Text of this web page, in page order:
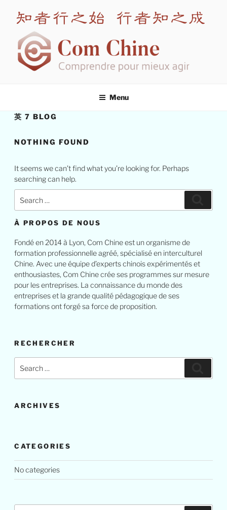
content
Menu
英 7 BLOG
NOTHING FOUND
It seems we can’t find what you’re looking for. Perhaps
searching can help.
for:
À PROPOS DE NOUS
Fondé en 2014 à Lyon, Com Chine est un organisme de
formation professionnelle agréé, spécialisé en interculturel
Chine. Avec une équipe d’experts chinois expérimentés et
enthousiastes, Com Chine crée ses programmes sur mesure
pour les entreprises. La connaissance du monde des
entreprises et la grande qualité pédagogique de ses
formations ont forgé sa force de proposition.
RECHERCHER
for:
ARCHIVES
CATEGORIES
No categories